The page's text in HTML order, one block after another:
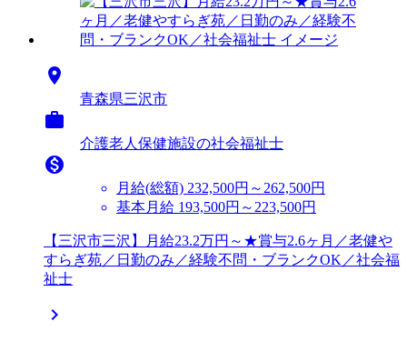

青森県三沢市

介護老人保健施設の社会福祉士

月給(総額) 232,500円～262,500円
基本月給 193,500円～223,500円
【三沢市三沢】月給23.2万円～★賞与2.6ヶ月／老健や
すらぎ苑／日勤のみ／経験不問・ブランクOK／社会福
祉士
